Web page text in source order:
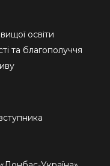
освіти
та благополуччя